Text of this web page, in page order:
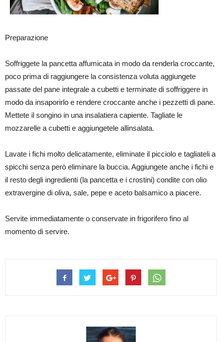
Preparazione
Soffriggete la pancetta affumicata in modo da renderla croccante,
poco prima di raggiungere la consistenza voluta aggiungete
passate del pane integrale a cubetti e terminate di soffriggere in
modo da insaporirlo e rendere croccante anche i pezzetti di pane.
Mettete il songino in una insalatiera capiente. Tagliate le
mozzarelle a cubetti e aggiungetele allinsalata.
Lavate i fichi molto delicatamente, eliminate il picciolo e tagliateli a
spicchi senza però eliminare la buccia. Aggiungete anche i fichi e
il resto degli ingredienti (la pancetta e i crostini) condite con olio
extravergine di oliva, sale, pepe e aceto balsamico a piacere.
Servite immediatamente o conservate in frigorifero fino al
momento di servire.